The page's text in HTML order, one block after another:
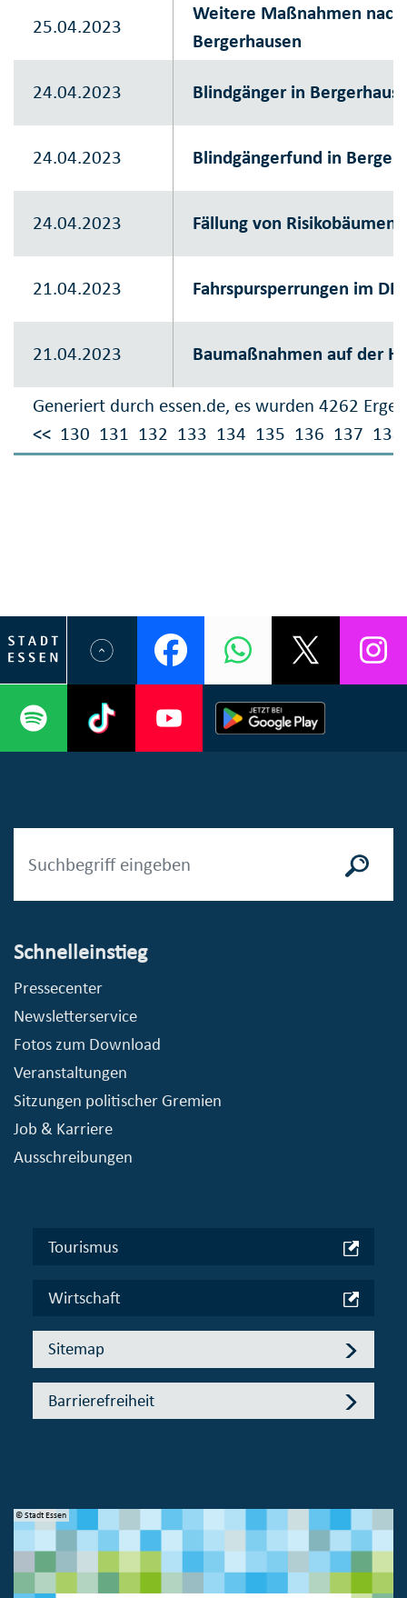
Generiert durch essen.de, es wurden 4262
<< 130 131 132 133 134 135 136 137 138
25.04.2023
Weitere Maßnahmen
Bergerhausen
24.04.2023 Blindgänger in
24.04.2023 Blindgängerfund in
24.04.2023 Fällung von Risikobäumen
21.04.2023 Fahrspursperrungen im
21.04.2023 Baumaßnahmen auf der
Schnelleinstieg
Pressecenter
Newsletterservice
Fotos zum Download
Veranstaltungen
Sitzungen politischer Gremien
Job & Karriere
Ausschreibungen
Tourismus
Wirtschaft
Sitemap
Barrierefreiheit
© Stadt Essen